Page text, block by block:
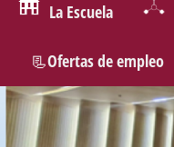
La Escuela
📃Ofertas de empleo